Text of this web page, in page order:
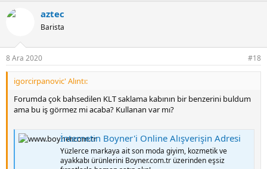
aztec
Barista
8 Ara 2020 #18
igorcirpanovic' Alıntı:
Forumda çok bahsedilen KLT saklama kabının bir benzerini buldum
ama bu iş görmez mi acaba? Kullanan var mı?
İnternetin Boyner'i Online Alışverişin Adresi
Yüzlerce markaya ait son moda giyim, kozmetik ve
ayakkabı ürünlerini Boyner.com.tr üzerinden eşsiz